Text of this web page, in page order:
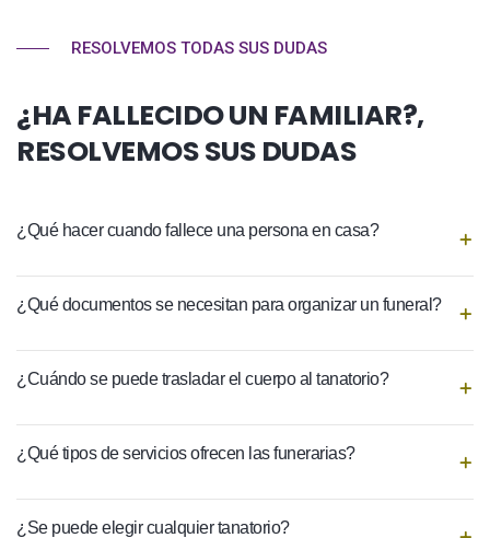
RESOLVEMOS TODAS SUS DUDAS
¿HA FALLECIDO UN FAMILIAR?,
RESOLVEMOS SUS DUDAS
¿Qué hacer cuando fallece una persona en casa?
¿Qué documentos se necesitan para organizar un funeral?
¿Cuándo se puede trasladar el cuerpo al tanatorio?
¿Qué tipos de servicios ofrecen las funerarias?
¿Se puede elegir cualquier tanatorio?